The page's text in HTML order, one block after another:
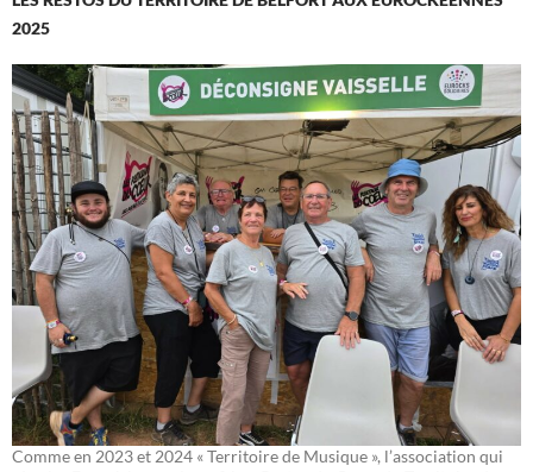
2025
Comme en 2023 et 2024 « Territoire de Musique », l’association qui